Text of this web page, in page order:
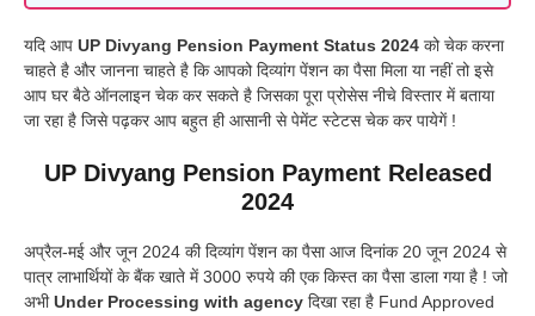
यदि आप UP Divyang Pension Payment Status 2024 को चेक करना
चाहते है और जानना चाहते है कि आपको दिव्यांग पेंशन का पैसा मिला या नहीं तो इसे
आप घर बैठे ऑनलाइन चेक कर सकते है जिसका पूरा प्रोसेस नीचे विस्तार में बताया
जा रहा है जिसे पढ़कर आप बहुत ही आसानी से पेमेंट स्टेटस चेक कर पायेगें !
UP Divyang Pension Payment Released
2024
अप्रैल-मई और जून 2024 की दिव्यांग पेंशन का पैसा आज दिनांक 20 जून 2024 से
पात्र लाभार्थियों के बैंक खाते में 3000 रुपये की एक किस्त का पैसा डाला गया है ! जो
अभीUnder Processing with agency दिखा रहा है Fund Approved